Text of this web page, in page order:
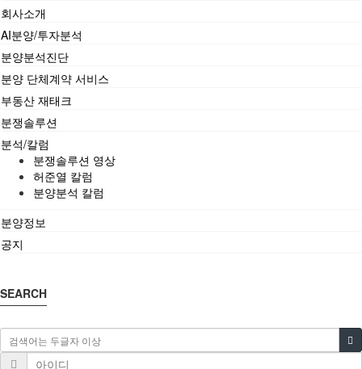
회사소개
AI분양/투자분석
분양분석진단
분양 단체계약 서비스
부동산 재태크
분쟁솔루션
분석/칼럼
분쟁솔루션 영상
허준열 칼럼
분양분석 칼럼
분양정보
공지
SEARCH